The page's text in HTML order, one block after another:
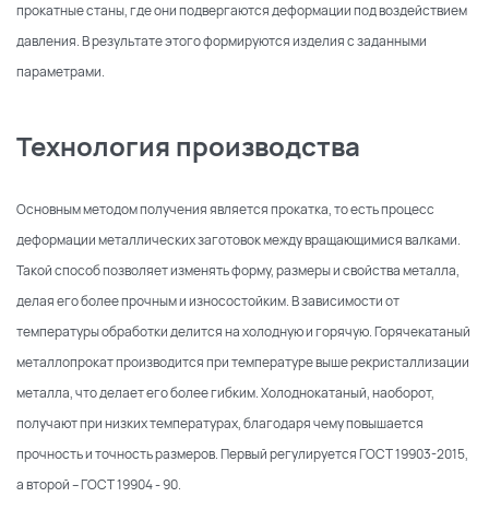
прокатные станы, где они подвергаются деформации под воздействием
давления. В результате этого формируются изделия с заданными
параметрами.
Технология производства
Основным методом получения является прокатка, то есть процесс
деформации металлических заготовок между вращающимися валками.
Такой способ позволяет изменять форму, размеры и свойства металла,
делая его более прочным и износостойким. В зависимости от
температуры обработки делится на холодную и горячую. Горячекатаный
металлопрокат производится при температуре выше рекристаллизации
металла, что делает его более гибким. Холоднокатаный, наоборот,
получают при низких температурах, благодаря чему повышается
прочность и точность размеров. Первый регулируется ГОСТ 19903-2015,
а второй – ГОСТ 19904 - 90.